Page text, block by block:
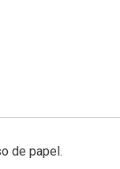
de papel.